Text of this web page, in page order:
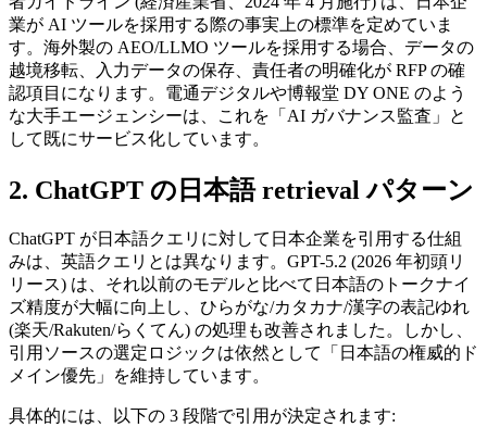
業が AI ツールを採用する際の事実上の標準を定めていま
す。海外製の AEO/LLMO ツールを採用する場合、データの
越境移転、入力データの保存、責任者の明確化が RFP の確
認項目になります。電通デジタルや博報堂 DY ONE のよう
な大手エージェンシーは、これを「AI ガバナンス監査」と
して既にサービス化しています。
2. ChatGPT の日本語 retrieval パターン
ChatGPT が日本語クエリに対して日本企業を引用する仕組
みは、英語クエリとは異なります。GPT-5.2 (2026 年初頭リ
リース) は、それ以前のモデルと比べて日本語のトークナイ
ズ精度が大幅に向上し、ひらがな/カタカナ/漢字の表記ゆれ
(楽天/Rakuten/らくてん) の処理も改善されました。しかし、
引用ソースの選定ロジックは依然として「日本語の権威的ド
メイン優先」を維持しています。
具体的には、以下の 3 段階で引用が決定されます: